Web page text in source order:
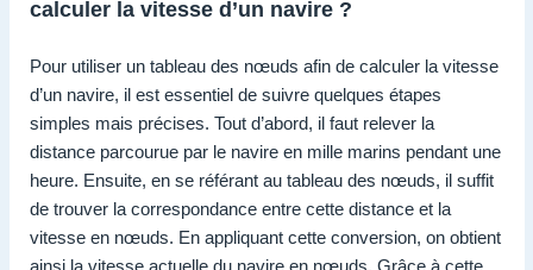
calculer la vitesse d’un navire ?
Pour utiliser un tableau des nœuds afin de calculer la vitesse
d’un navire, il est essentiel de suivre quelques étapes
simples mais précises. Tout d’abord, il faut relever la
distance parcourue par le navire en mille marins pendant une
heure. Ensuite, en se référant au tableau des nœuds, il suffit
de trouver la correspondance entre cette distance et la
vitesse en nœuds. En appliquant cette conversion, on obtient